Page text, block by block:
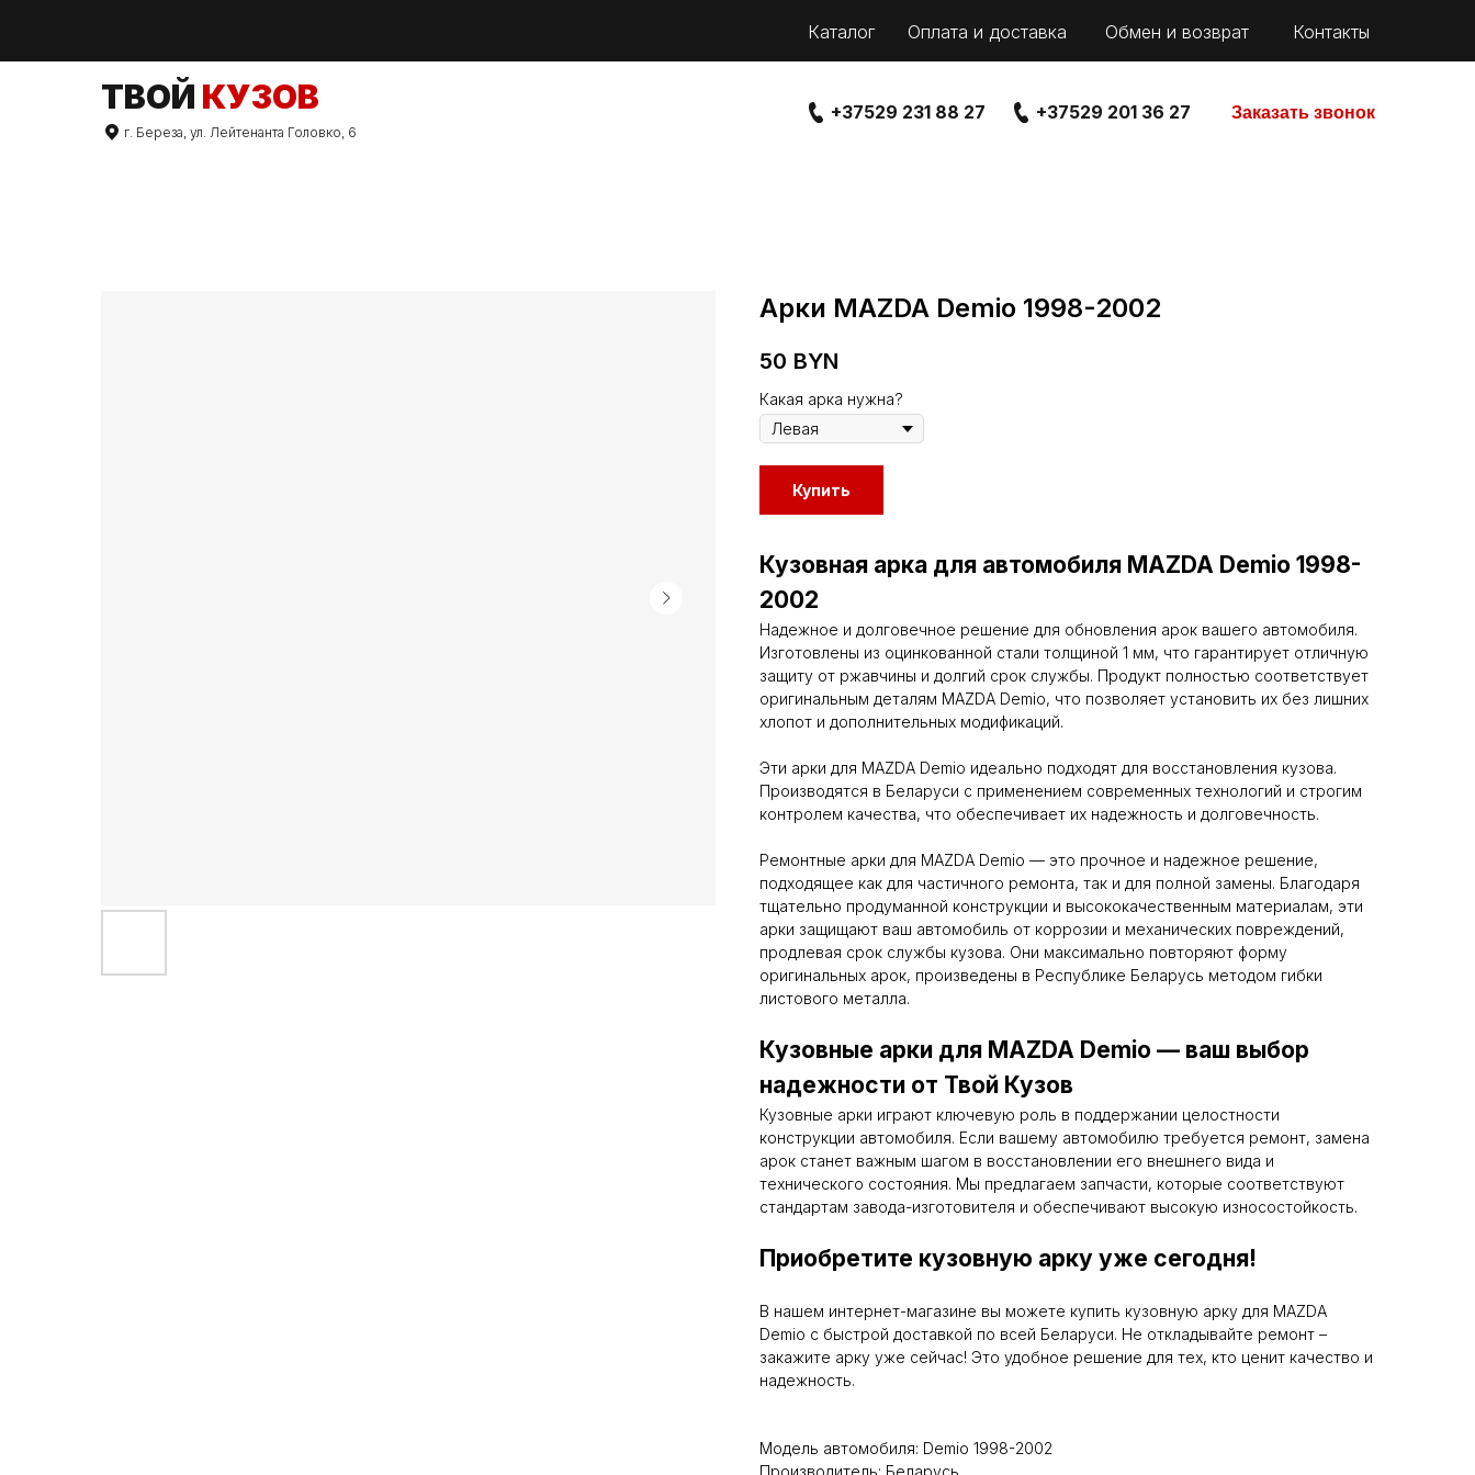
+37529 231 88 27 +37529 201 36 27
Каталог Оплата и доставка Обмен и возврат Контакты
TВОЙ КУЗОВ
г. Береза, ул. Лейтенанта Головко, 6
Заказать звонок
Арки MAZDA Demio 1998-2002
50 BYN
Какая арка нужна?
Купить
Кузовная арка для автомобиля MAZDA Demio 1998-
2002
Надежное и долговечное решение для обновления арок вашего автомобиля.
Изготовлены из оцинкованной стали толщиной 1 мм, что гарантирует отличную
защиту от ржавчины и долгий срок службы. Продукт полностью соответствует
оригинальным деталям MAZDA Demio, что позволяет установить их без лишних
хлопот и дополнительных модификаций.
Эти арки для MAZDA Demio идеально подходят для восстановления кузова.
Производятся в Беларуси с применением современных технологий и строгим
контролем качества, что обеспечивает их надежность и долговечность.
Ремонтные арки для MAZDA Demio — это прочное и надежное решение,
подходящее как для частичного ремонта, так и для полной замены. Благодаря
тщательно продуманной конструкции и высококачественным материалам, эти
арки защищают ваш автомобиль от коррозии и механических повреждений,
продлевая срок службы кузова. Они максимально повторяют форму
оригинальных арок, произведены в Республике Беларусь методом гибки
листового металла.
Кузовные арки для MAZDA Demio — ваш выбор
надежности от Твой Кузов
Кузовные арки играют ключевую роль в поддержании целостности
конструкции автомобиля. Если вашему автомобилю требуется ремонт, замена
арок станет важным шагом в восстановлении его внешнего вида и
технического состояния. Мы предлагаем запчасти, которые соответствуют
стандартам завода-изготовителя и обеспечивают высокую износостойкость.
Приобретите кузовную арку уже сегодня!
В нашем интернет-магазине вы можете купить кузовную арку для MAZDA
Demio с быстрой доставкой по всей Беларуси. Не откладывайте ремонт –
закажите арку уже сейчас! Это удобное решение для тех, кто ценит качество и
надежность.
Модель автомобиля: Demio 1998-2002
Производитель: Беларусь